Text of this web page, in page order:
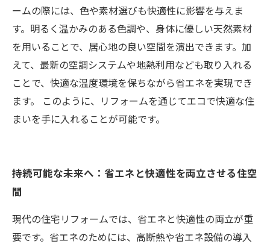
ームの際には、色や素材選びも快適性に影響を与えま
す。明るく温かみのある色調や、身体に優しい天然素材
を用いることで、居心地の良い空間を演出できます。加
えて、最新の空調システムや地熱利用なども取り入れる
ことで、快適な温度環境を保ちながら省エネを実現でき
ます。 このように、リフォームを通じてエコで快適な住
まいを手に入れることが可能です。
持続可能な未来へ：省エネと快適性を両立させる住空
間
現代の住宅リフォームでは、省エネと快適性の両立が重
要です。省エネのためには、高断熱や省エネ設備の導入